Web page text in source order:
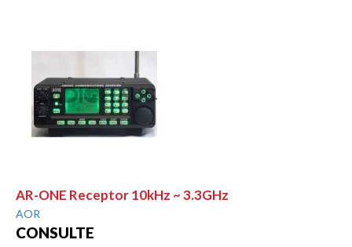
AR-ONE Receptor 10kHz ~ 3.3GHz
AOR
CONSULTE